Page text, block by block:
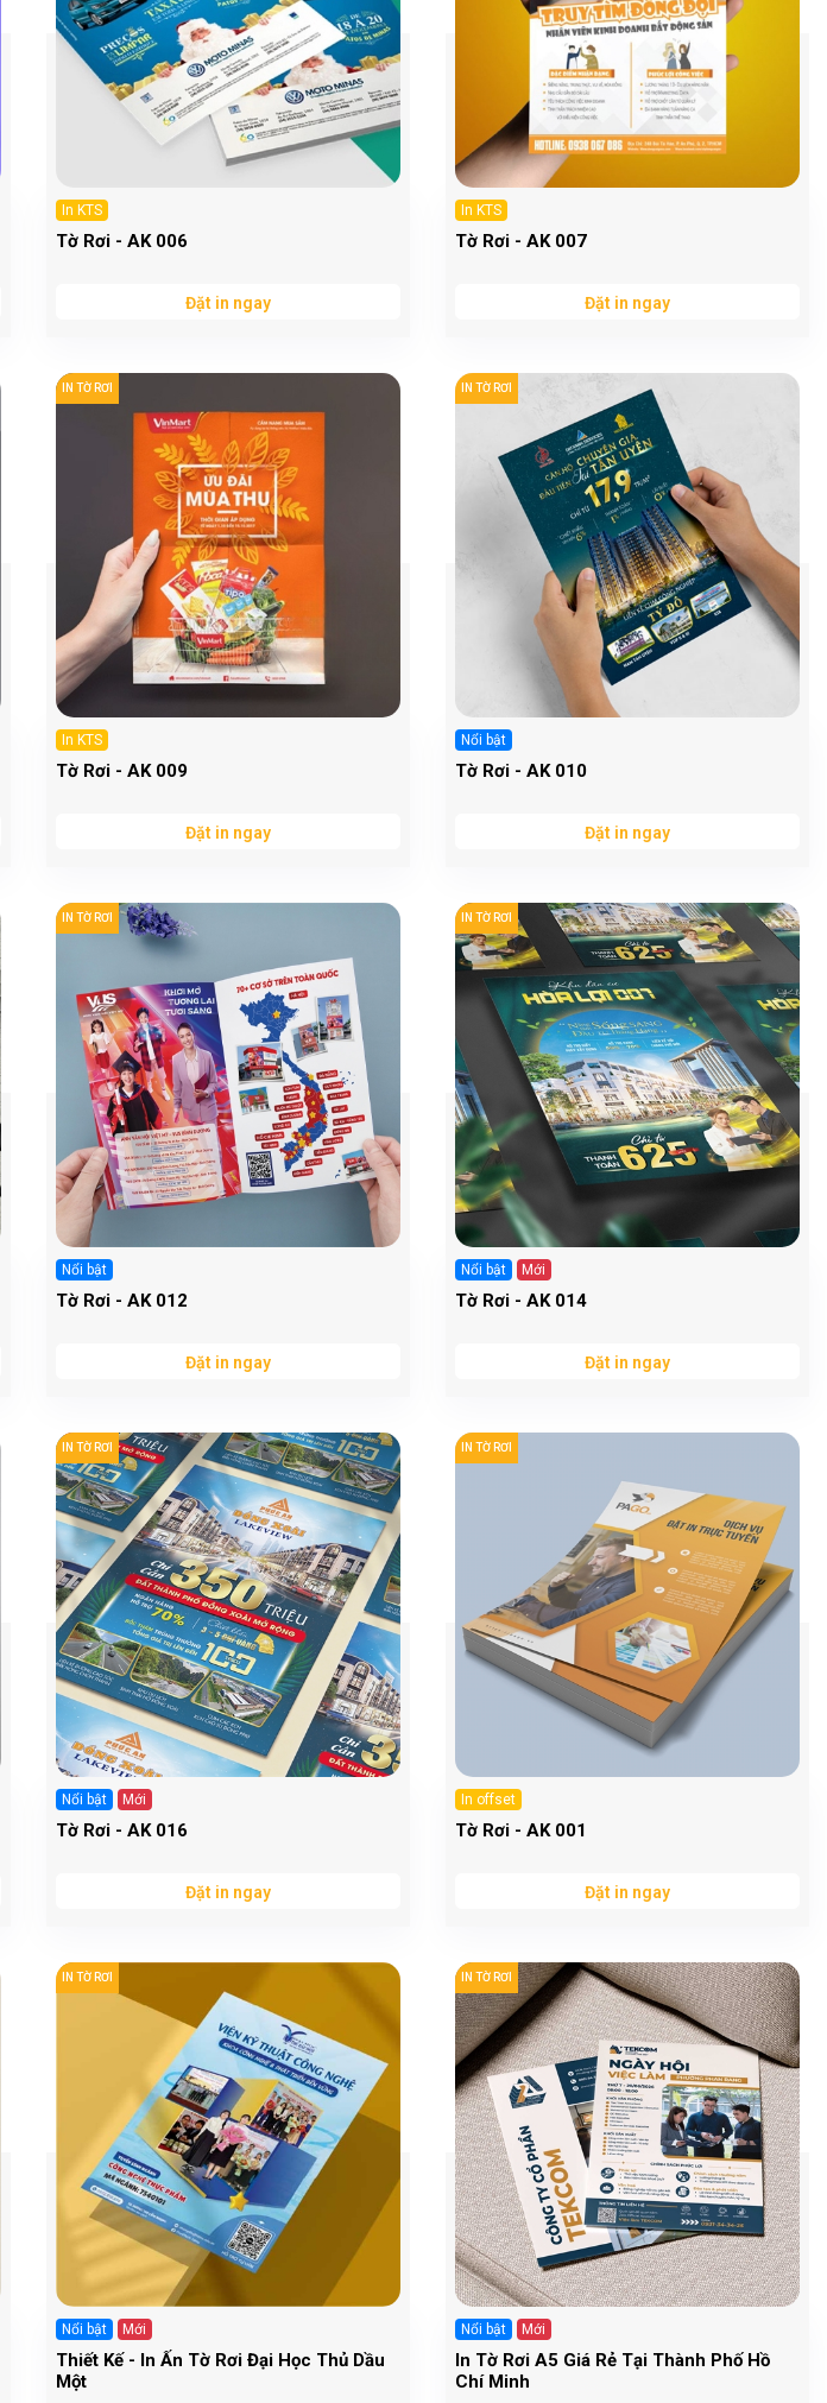
In KTS
Tờ Rơi - AK 006
Đặt in ngay
In KTS
Tờ Rơi - AK 007
Đặt in ngay
IN TỜ RƠI
In KTS
Tờ Rơi - AK 009
Đặt in ngay
IN TỜ RƠI
Nổi bật
Tờ Rơi - AK 010
Đặt in ngay
IN TỜ RƠI
Nổi bật
Tờ Rơi - AK 012
Đặt in ngay
IN TỜ RƠI
Nổi bật Mới
Tờ Rơi - AK 014
Đặt in ngay
IN TỜ RƠI
Nổi bật Mới
Tờ Rơi - AK 016
Đặt in ngay
IN TỜ RƠI
In offset
Tờ Rơi - AK 001
Đặt in ngay
IN TỜ RƠI
Nổi bật Mới
Thiết Kế - In Ấn Tờ Rơi Đại Học Thủ Dầu
Một
IN TỜ RƠI
Nổi bật Mới
In Tờ Rơi A5 Giá Rẻ Tại Thành Phố Hồ
Chí Minh